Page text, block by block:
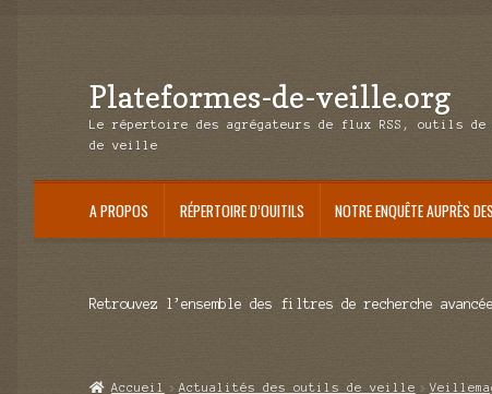
Aller
à
Aller
au
Plateformes-de-veille.org
Le répertoire des agrégateurs de flux RSS, outils
de veille
A PROPOS RÉPERTOIRE D’OUITILS NOTRE ENQUÊTE AUPRÈS
Retrouvez l’ensemble des filtres de recherche
Accueil Actualités des outils de veille